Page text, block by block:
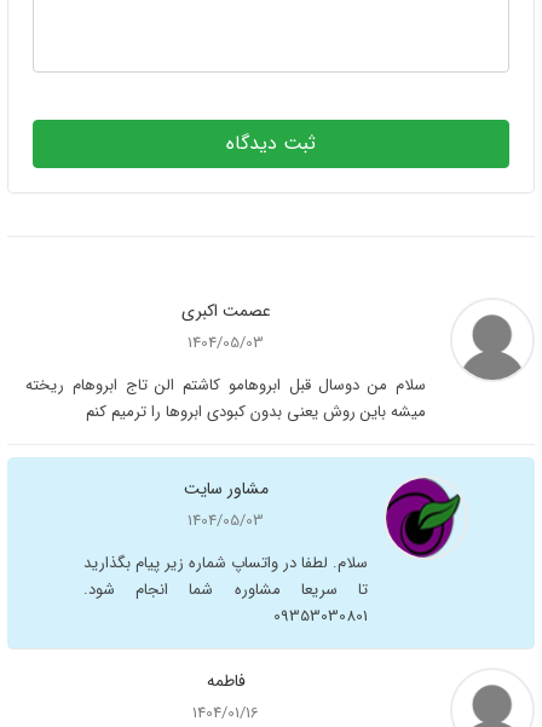
ثبت دیدگاه
عصمت اکبری
1404/05/03
سلام من دوسال قبل ابروهامو کاشتم الن تاج ابروهام ریخته
میشه باین روش یعنی بدون کبودی ابروها را ترمیم کنم
مشاور سایت
1404/05/03
سلام. لطفا در واتساپ شماره زیر پیام بگذارید
تا سریعا مشاوره شما انجام شود.
09353030801
فاطمه
1404/01/16